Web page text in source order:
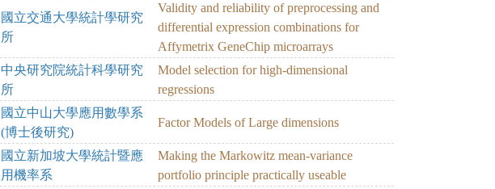
國立交通大學統計學研究
所
Validity and reliability of preprocessing and
differential expression combinations for
Affymetrix GeneChip microarrays
中央研究院統計科學研究
所
Model selection for high-dimensional
regressions
國立中山大學應用數學系
(博士後研究)
Factor Models of Large dimensions
國立新加坡大學統計暨應
用機率系
Making the Markowitz mean-variance
portfolio principle practically useable